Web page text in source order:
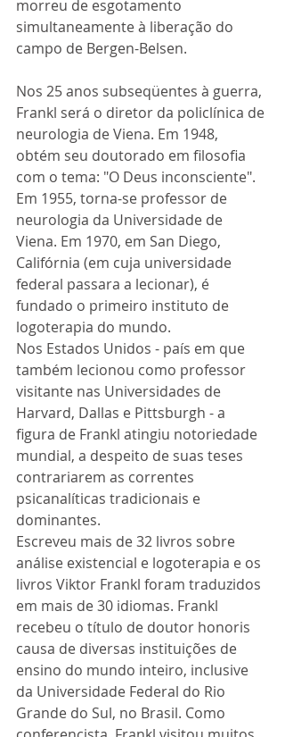
morreu de esgotamento
simultaneamente à liberação do
campo de Bergen-Belsen.
Nos 25 anos subseqüentes à guerra,
Frankl será o diretor da policlínica de
neurologia de Viena. Em 1948,
obtém seu doutorado em filosofia
com o tema: "O Deus inconsciente".
Em 1955, torna-se professor de
neurologia da Universidade de
Viena. Em 1970, em San Diego,
Califórnia (em cuja universidade
federal passara a lecionar), é
fundado o primeiro instituto de
logoterapia do mundo.
Nos Estados Unidos - país em que
também lecionou como professor
visitante nas Universidades de
Harvard, Dallas e Pittsburgh - a
figura de Frankl atingiu notoriedade
mundial, a despeito de suas teses
contrariarem as correntes
psicanalíticas tradicionais e
dominantes.
Escreveu mais de 32 livros sobre
análise existencial e logoterapia e os
livros Viktor Frankl foram traduzidos
em mais de 30 idiomas. Frankl
recebeu o título de doutor honoris
causa de diversas instituições de
ensino do mundo inteiro, inclusive
da Universidade Federal do Rio
Grande do Sul, no Brasil. Como